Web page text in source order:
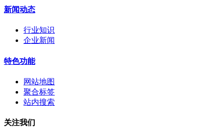
新闻动态
行业知识
企业新闻
特色功能
网站地图
聚合标签
站内搜索
关注我们